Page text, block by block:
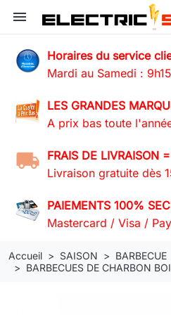
menu
Horaires du service
Mardi au Samedi :
LES GRANDES
A prix bas toute
FRAIS DE LIVRAISON
Livraison gratuite dès
PAIEMENTS 100%
Mastercard / Visa /
Accueil SAISON
BARBECUE
BARBECUES DE CHARBON